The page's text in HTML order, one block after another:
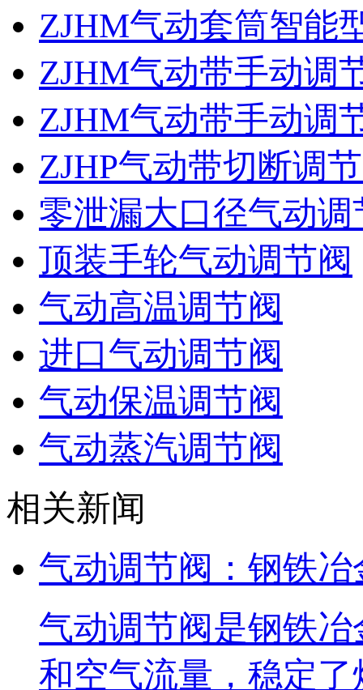
ZJHM气动套筒智能
ZJHM气动带手动调
ZJHM气动带手动调
ZJHP气动带切断调
零泄漏大口径气动调
顶装手轮气动调节阀
气动高温调节阀
进口气动调节阀
气动保温调节阀
气动蒸汽调节阀
相关新闻
气动调节阀：钢铁
气动调节阀是钢铁
和空气流量，稳定